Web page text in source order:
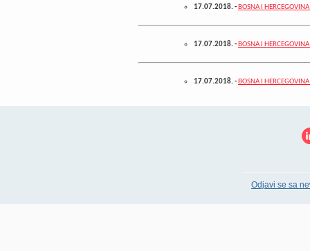
17.07.2018.- BOSNA I
17.07.2018.- BOSNA I
17.07.2018.- BOSNA I
Odjavi se sa